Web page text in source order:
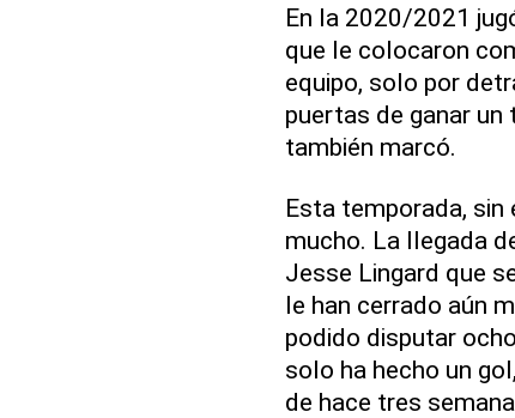
En la 2020/2021
que le colocaron
equipo, solo por
puertas de ganar un
también marcó.
Esta temporada, sin
mucho. La llegada
Jesse Lingard que
le han cerrado aún
podido disputar
solo ha hecho un
de hace tres